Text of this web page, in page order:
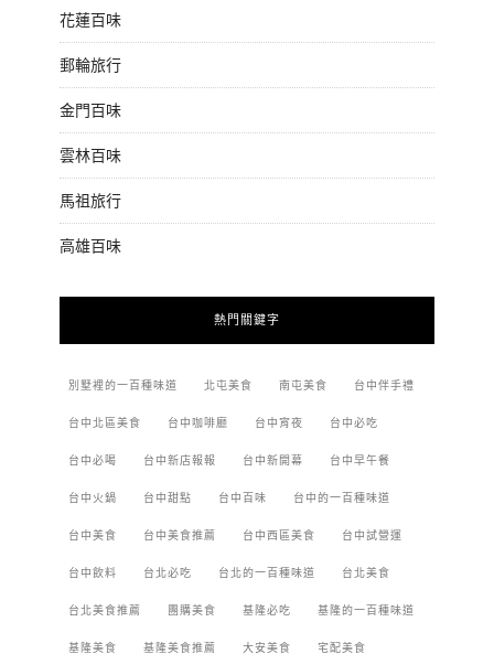
花蓮百味
郵輪旅行
金門百味
雲林百味
馬祖旅行
高雄百味
熱門關鍵字
別墅裡的一百種味道 北屯美食 南屯美食 台中伴手禮
台中北區美食 台中咖啡廳 台中宵夜 台中必吃
台中必喝 台中新店報報 台中新開幕 台中早午餐
台中火鍋 台中甜點 台中百味 台中的一百種味道
台中美食 台中美食推薦 台中西區美食 台中試營運
台中飲料 台北必吃 台北的一百種味道 台北美食
台北美食推薦 團購美食 基隆必吃 基隆的一百種味道
基隆美食 基隆美食推薦 大安美食 宅配美食